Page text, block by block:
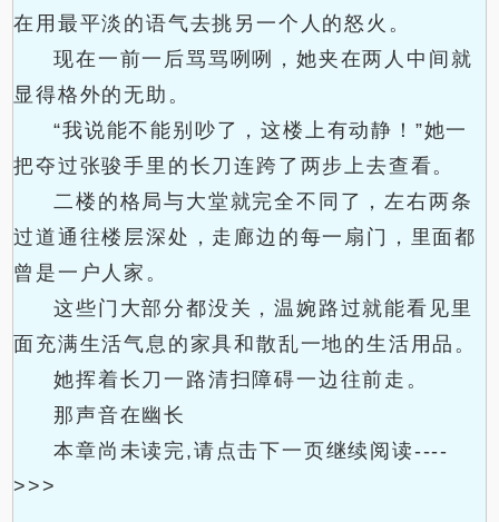
在用最平淡的语气去挑另一个人的怒火。
现在一前一后骂骂咧咧，她夹在两人中间就
显得格外的无助。
“我说能不能别吵了，这楼上有动静！”她一
把夺过张骏手里的长刀连跨了两步上去查看。
二楼的格局与大堂就完全不同了，左右两条
过道通往楼层深处，走廊边的每一扇门，里面都
曾是一户人家。
这些门大部分都没关，温婉路过就能看见里
面充满生活气息的家具和散乱一地的生活用品。
她挥着长刀一路清扫障碍一边往前走。
那声音在幽长
本章尚未读完,请点击下一页继续阅读----
>>>